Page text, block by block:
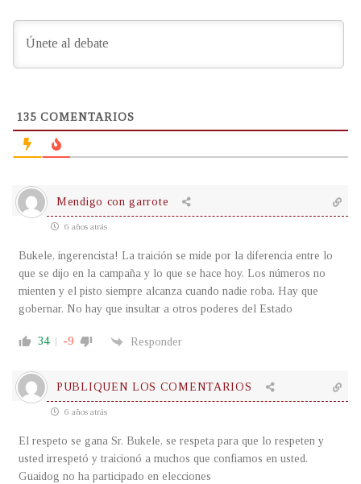
135 COMENTARIOS
Mendigo con garrote
6 años atrás
Bukele, ingerencista! La traición se mide por la diferencia entre lo
que se dijo en la campaña y lo que se hace hoy. Los números no
mienten y el pisto siempre alcanza cuando nadie roba. Hay que
gobernar. No hay que insultar a otros poderes del Estado
34 -9 Responder
PUBLIQUEN LOS COMENTARIOS
6 años atrás
El respeto se gana Sr. Bukele, se respeta para que lo respeten y
usted irrespetó y traicionó a muchos que confiamos en usted.
Guaidog no ha participado en elecciones